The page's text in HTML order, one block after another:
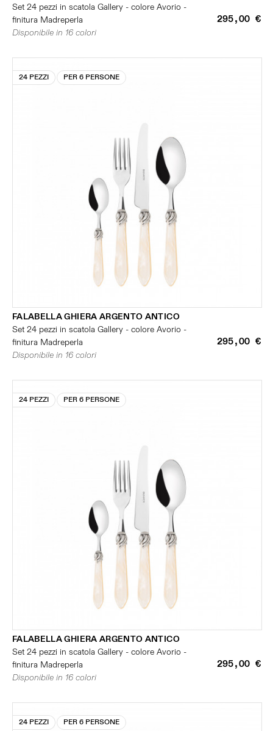
Set 24 pezzi in scatola Gallery - colore Avorio -
finitura Madreperla
295,00 €
Disponibile in 16 colori
24 PEZZI PER 6 PERSONE
FALABELLA GHIERA ARGENTO ANTICO
Set 24 pezzi in scatola Gallery - colore Avorio -
finitura Madreperla
295,00 €
Disponibile in 16 colori
24 PEZZI PER 6 PERSONE
FALABELLA GHIERA ARGENTO ANTICO
Set 24 pezzi in scatola Gallery - colore Avorio -
finitura Madreperla
295,00 €
Disponibile in 16 colori
24 PEZZI PER 6 PERSONE